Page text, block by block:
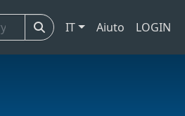
IT Aiuto LOGIN